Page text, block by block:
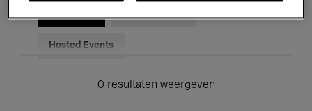
Hosted Events
0 resultaten weergeven